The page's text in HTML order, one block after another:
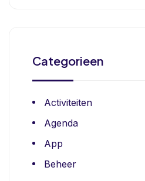
Categorieen
Activiteiten
Agenda
App
Beheer